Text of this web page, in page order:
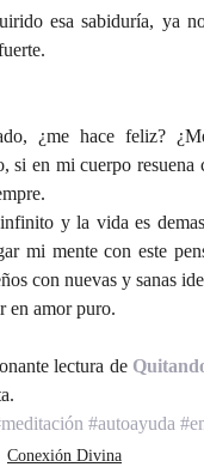
esa sabiduría, ya
¿me hace feliz?
si en mi cuerpo
y la vida es
mi mente con este
con nuevas y sanas
en amor puro.
lectura de
#autoayuda
Conexión Divina